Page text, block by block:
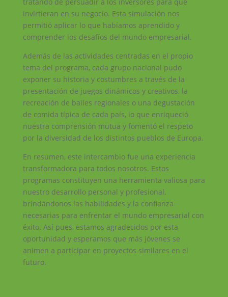
invirtieran en su negocio. Esta simulación nos
permitió aplicar lo que habíamos aprendido y
comprender los desafíos del mundo empresarial.
Además de las actividades centradas en el propio
tema del programa, cada grupo nacional pudo
exponer su historia y costumbres a través de la
presentación de juegos dinámicos y creativos, la
recreación de bailes regionales o una degustación
de comida típica de cada país, lo que enriqueció
nuestra comprensión mutua y fomentó el respeto
por la diversidad de los distintos pueblos de Europa.
En resumen, este intercambio fue una experiencia
transformadora para todos nosotros. Estos
programas constituyen una herramienta valiosa para
nuestro desarrollo personal y profesional,
brindándonos las habilidades y la confianza
necesarias para enfrentar el mundo empresarial con
éxito. Así pues, estamos agradecidos por esta
oportunidad y esperamos que más jóvenes se
animen a participar en proyectos similares en el
futuro.